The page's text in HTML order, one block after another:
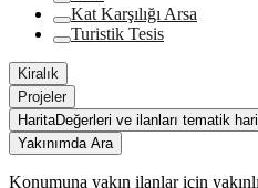
Kat Karşılığı Arsa
Turistik Tesis
Kiralık
Projeler
HaritaDeğerleri ve ilanları tematik
Yakınımda Ara
Konumuna yakın ilanlar için